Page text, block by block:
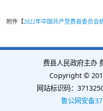
附件【2022年中国共产党费县委员会
费县人民政府主办
Copyright ©
网站标识码：
鲁公网安备